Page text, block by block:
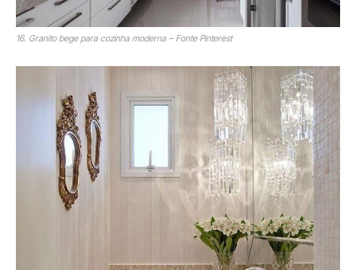
16. Granito bege para cozinha moderna – Fonte Pinterest